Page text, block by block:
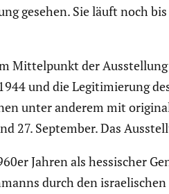
gesehen. Sie läuft noch
Mittel­punkt der
und die Legiti­mie­rung
unter anderem mit
27. September. Das
Jahren als hessi­scher
durch den